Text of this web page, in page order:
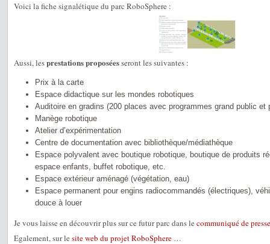
Voici la fiche signalétique du parc RoboSphere :
Aussi, lesprestations proposéesseront les suivantes :
Prix à la carte
Espace didactique sur les mondes robotiques
Auditoire en gradins (200 places avec programmes grand public et
Manège robotique
Atelier d’expérimentation
Centre de documentation avec bibliothèque/médiathèque
Espace polyvalent avec boutique robotique, boutique de produits
espace enfants, buffet robotique, etc.
Espace extérieur aménagé (végétation, eau)
Espace permanent pour engins radiocommandés (électriques),
douce à louer
Je vous laisse en découvrir plus sur ce futur parc dans le communiqué de
Egalement, sur le site web du projet RoboSphere …